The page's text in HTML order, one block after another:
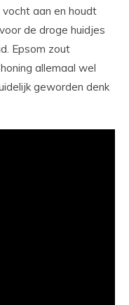
aan en houdt
de droge huidjes
Epsom zout
allemaal wel
geworden denk